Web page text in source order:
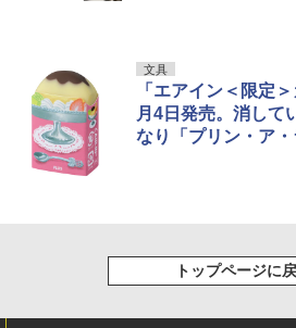
文具
「エアイン＜限定
月4日発売。消して
なり「プリン・ア
トップページに